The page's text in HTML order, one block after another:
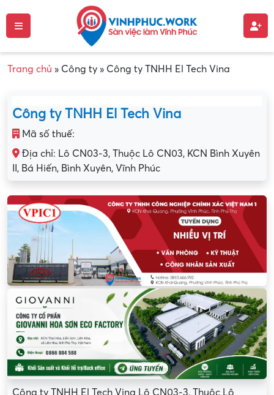
Trang chủ » Công ty » Công ty TNHH El Tech Vina
Công ty TNHH El Tech Vina
Mã số thuế:
Địa chỉ: Lô CN03-3, Thuộc Lô CN03, KCN Bình Xuyên
II, Bá Hiến, Bình Xuyên, Vĩnh Phúc
Công ty TNHH El Tech Vina Lô CN03-3, Thuộc Lô